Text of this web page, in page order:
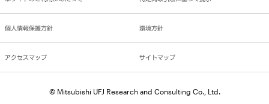
個人情報保護方針 環境方針
アクセスマップ サイトマップ
© Mitsubishi UFJ Research and Consulting Co., Ltd.